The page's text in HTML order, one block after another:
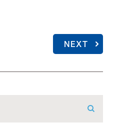
NEXT